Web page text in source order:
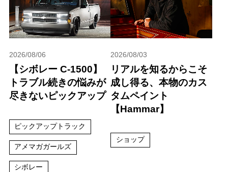
2026/08/06
【シボレー C-1500】
トラブル続きの悩みが
尽きないピックアップ
ピックアップトラック
アメマガガールズ
シボレー
2026/08/03
リアルを知るからこそ
成し得る、本物のカス
タムペイント
【Hammar】
ショップ